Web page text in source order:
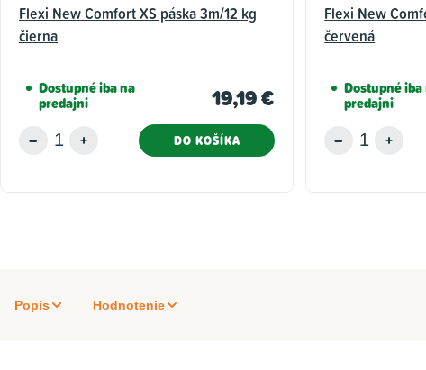
Flexi New Comfort XS páska 3m/12 kg
čierna
Dostupné iba na
predajni 19,19 €
DO KOŠÍKA
Flexi New
červená
Dostupné iba
predajni
Popis Hodnotenie